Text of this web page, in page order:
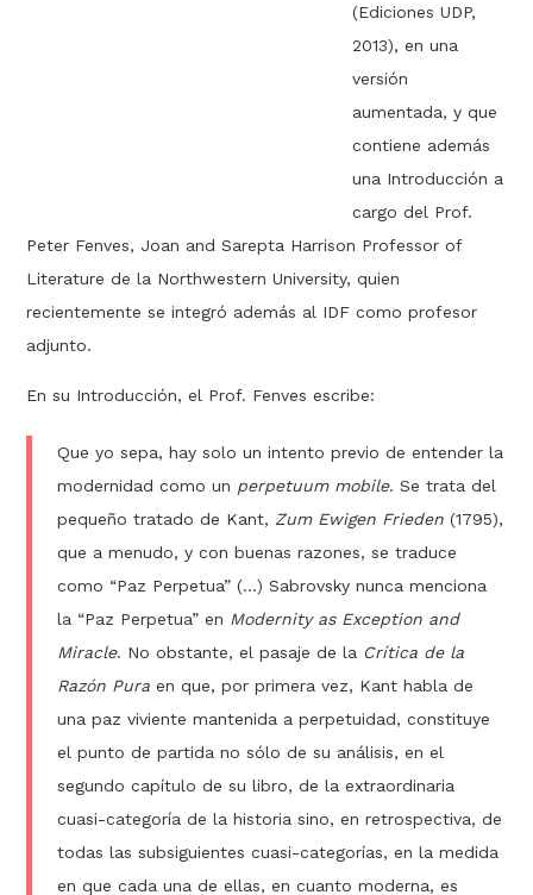
(Ediciones UDP,
2013), en una
versión
aumentada, y que
contiene además
una Introducción a
cargo del Prof.
Peter Fenves, Joan and Sarepta Harrison Professor of
Literature de la Northwestern University, quien
recientemente se integró además al IDF como profesor
adjunto.
En su Introducción, el Prof. Fenves escribe:
Que yo sepa, hay solo un intento previo de entender la
modernidad como un perpetuum mobile. Se trata del
pequeño tratado de Kant, Zum Ewigen Frieden (1795),
que a menudo, y con buenas razones, se traduce
como “Paz Perpetua” (…) Sabrovsky nunca menciona
la “Paz Perpetua” en Modernity as Exception and
Miracle. No obstante, el pasaje de la Crítica de la
Razón Pura en que, por primera vez, Kant habla de
una paz viviente mantenida a perpetuidad, constituye
el punto de partida no sólo de su análisis, en el
segundo capítulo de su libro, de la extraordinaria
cuasi-categoría de la historia sino, en retrospectiva, de
todas las subsiguientes cuasi-categorías, en la medida
en que cada una de ellas, en cuanto moderna, es